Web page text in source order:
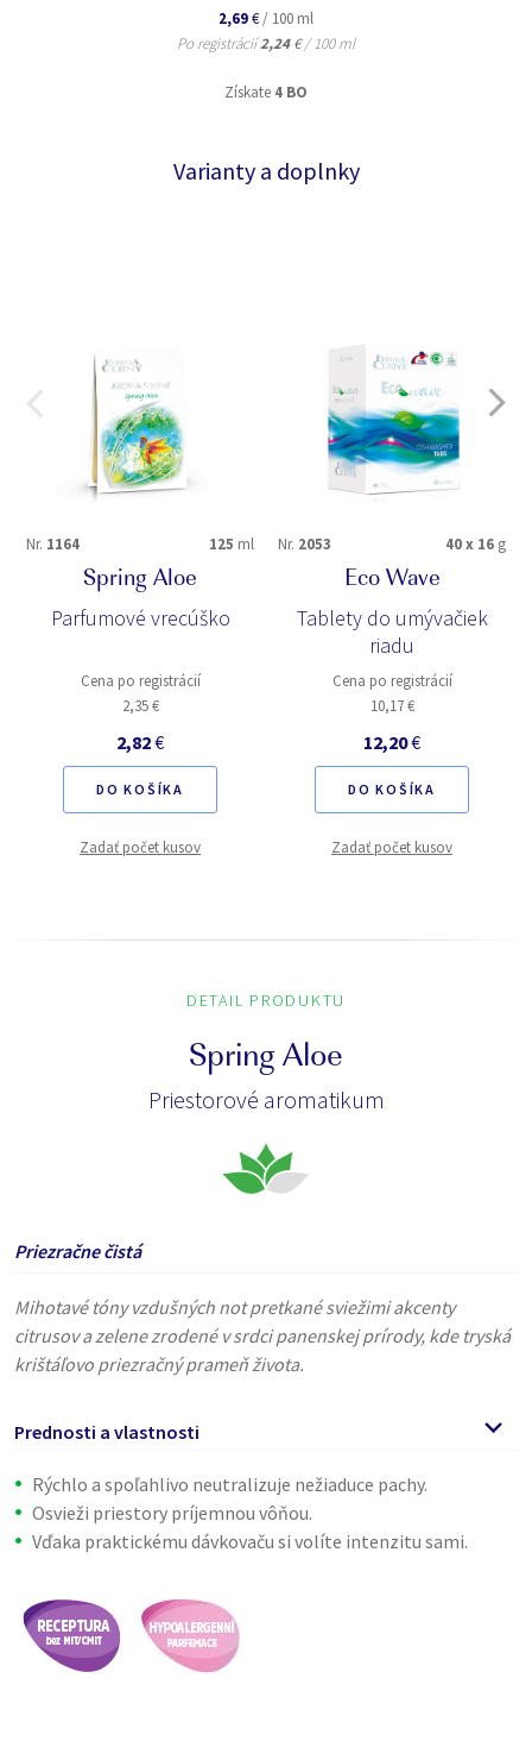
2,69€ / 100 ml
Po registrácií2,24€ / 100 ml
Získate 4 BO
Varianty a doplnky
Nr. 1164 125 ml
Spring Aloe
Parfumové vrecúško
Cena po registrácií
2,35 €
2,82€
DO KOŠÍKA
Zadať počet kusov
Nr. 2053 40 x 16 g
Eco Wave
Tablety do umývačiek
riadu
Cena po registrácií
10,17 €
12,20€
DO KOŠÍKA
Zadať počet kusov
DETAIL PRODUKTU
Spring Aloe
Priestorové aromatikum
Priezračne čistá
Mihotavé tóny vzdušných not pretkané sviežimi akcenty
citrusov a zelene zrodené v srdci panenskej prírody, kde tryská
krištáľovo priezračný prameň života.
Prednosti a vlastnosti
Rýchlo a spoľahlivo neutralizuje nežiaduce pachy.
Osvieži priestory príjemnou vôňou.
Vďaka praktickému dávkovaču si volíte intenzitu sami.